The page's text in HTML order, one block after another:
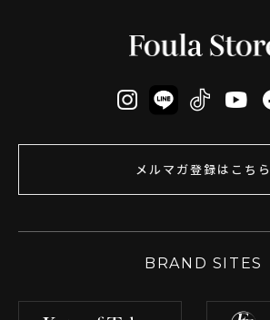
メルマガ登録はこちら
BRAND SITES